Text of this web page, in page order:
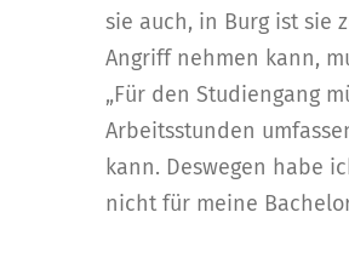
sie auch, in Burg ist sie
Angriff nehmen kann,
„Für den Studiengang
Arbeitsstunden
kann. Deswegen habe
nicht für meine